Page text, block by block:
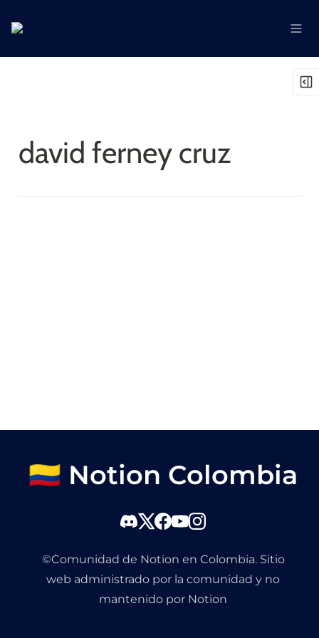
david ferney cruz
🇨🇴 Notion Colombia
©Comunidad de Notion en Colombia. Sitio
web administrado por la comunidad y no
mantenido por Notion